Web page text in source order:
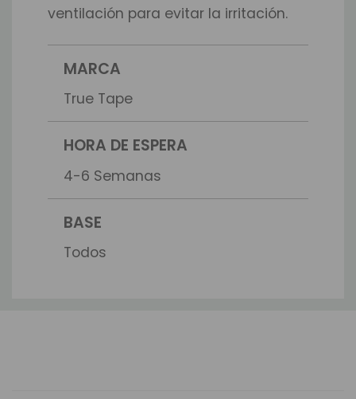
ventilación para evitar la irritación.
MARCA
True Tape
HORA DE ESPERA
4-6 Semanas
BASE
Todos